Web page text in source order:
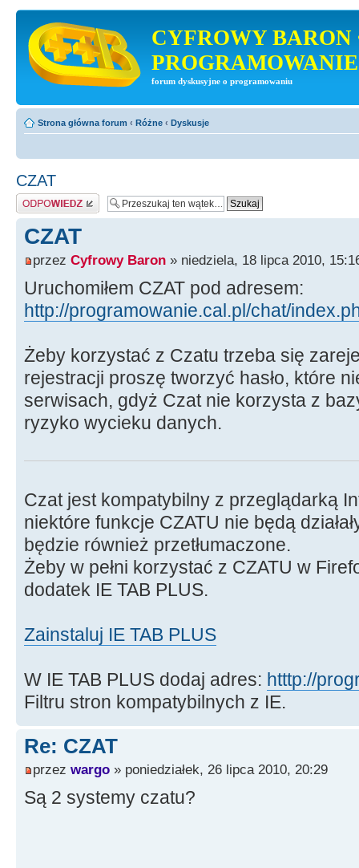
CYFROWY BARON
PROGRAMOWANIE
forum dyskusyjne o programowaniu
Strona główna forum ‹ Różne ‹ Dyskusje
CZAT
Odpowiedz
CZAT
przez Cyfrowy Baron » niedziela, 18 lipca 2010,
Uruchomiłem CZAT pod adresem:
http://programowanie.cal.pl/chat/
Żeby korzystać z Czatu trzeba się
rejestracji proszę tworzyć hasło, które
serwisach, gdyż Czat nie korzysta z
ryzyko wycieku danych.
Czat jest kompatybilny z przeglądarką
niektóre funkcje CZATU nie będą
będzie również przetłumaczone.
Żeby w pełni korzystać z CZATU w
dodatek IE TAB PLUS.
Zainstaluj IE TAB PLUS
W IE TAB PLUS dodaj adres: htttp://
Filtru stron kompatybilnych z IE.
Re: CZAT
przez wargo » poniedziałek, 26 lipca 2010, 20:29
Są 2 systemy czatu?